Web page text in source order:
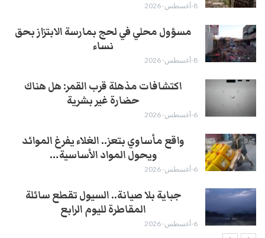
8-أغسطس- 2026
مسؤول محلي في لحج بمارسة الابتزاز بحق
نساء
8-أغسطس- 2026
اكتشافات مذهلة قرب القمر: هل هناك
حضارة غير بشرية
6-أغسطس- 2026
واقع مأساوي بتعز.. الغلاء يفرغ الموائد
ويحول المواد الأساسية…
6-أغسطس- 2026
جباية بلا صيانة.. السيول تقطع سائلة
المقاطرة لليوم الرابع
6-أغسطس- 2026